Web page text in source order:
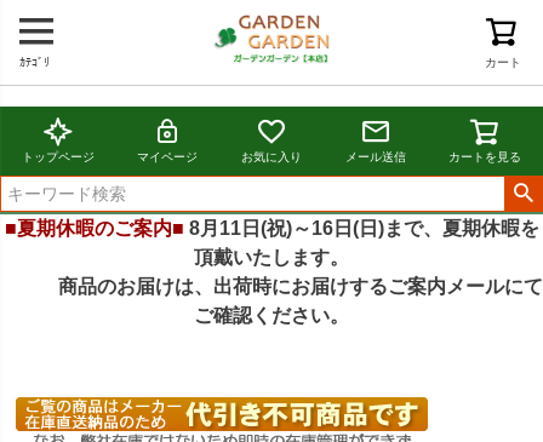
カート
ｶﾃｺﾞﾘ
トップページ マイページ お気に入り メール送信 カートを見る
■夏期休暇のご案内■ 8月11日(祝)～16日(日)まで、夏期休暇を
頂戴いたします。
商品のお届けは、出荷時にお届けするご案内メールにて
ご確認ください。